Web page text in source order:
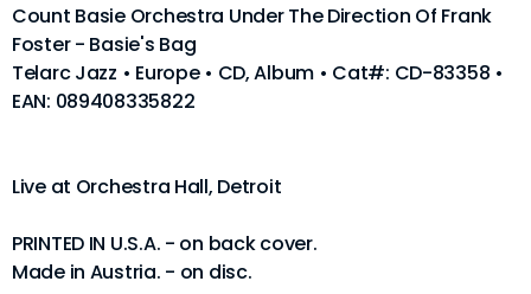
Count Basie Orchestra Under The Direction Of Frank
Foster - Basie's Bag
Telarc Jazz • Europe • CD, Album • Cat#: CD-83358 •
EAN: 089408335822
Live at Orchestra Hall, Detroit
PRINTED IN U.S.A. - on back cover.
Made in Austria. - on disc.